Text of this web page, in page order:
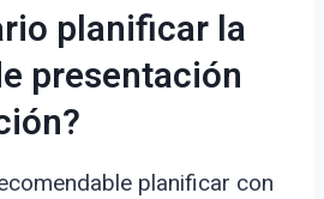
planificar la
presentación
planificar con